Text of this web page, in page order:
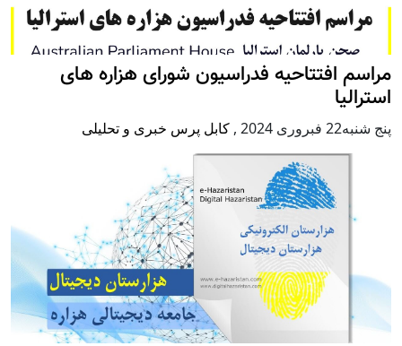
مراسم افتتاحیه فدراسیون شورای هزاره های
استرالیا
پنج شنبه22 فبروری 2024 , کابل پرس خبری و تحلیلی